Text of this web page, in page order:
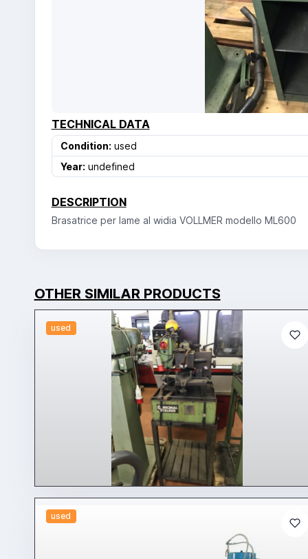
TECHNICAL DATA
Condition: used
Year: undefined
DESCRIPTION
Brasatrice per lame al widia VOLLMER modello ML600
OTHER SIMILAR PRODUCTS
used
used